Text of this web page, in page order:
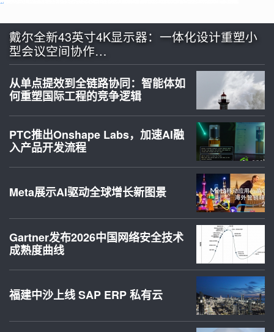
戴尔全新43英寸4K显示器：一体化设计重塑小
型会议空间协作…
从单点提效到全链路协同：智能体如
何重塑国际工程的竞争逻辑
PTC推出Onshape Labs，加速AI融
入产品开发流程
Meta展示AI驱动全球增长新图景
Gartner发布2026中国网络安全技术
成熟度曲线
福建中沙上线 SAP ERP 私有云